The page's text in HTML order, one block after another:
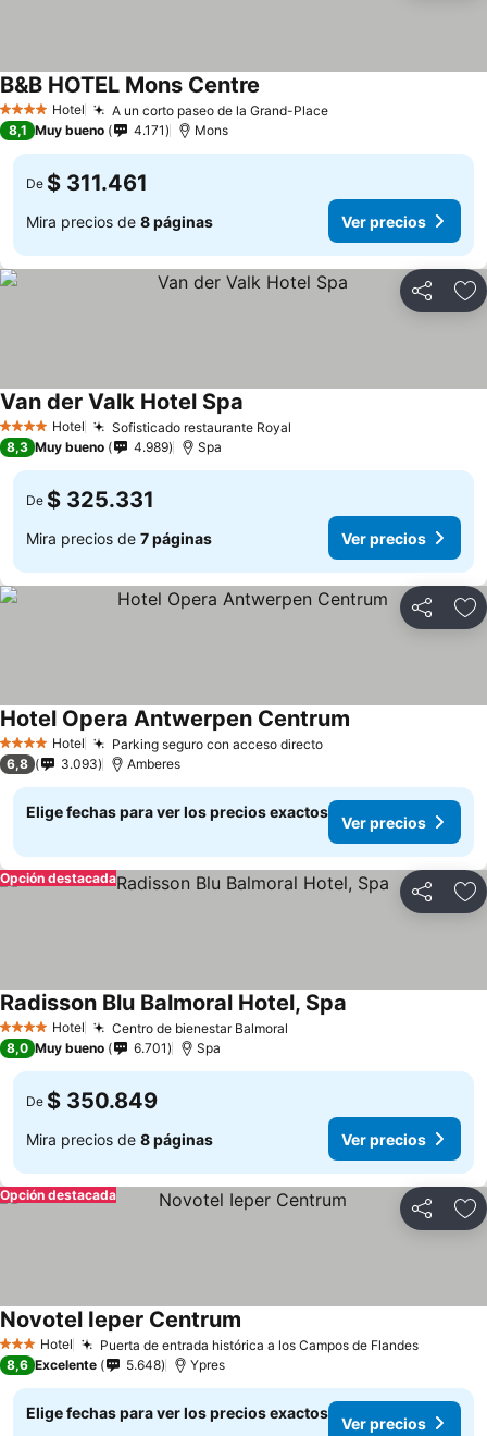
4 EstrellasHotel A un corto paseo de la Grand-Place
B&B HOTEL Mons Centre
8,1 Muy bueno 4.171 Mons
De $ 311.461
Mira precios de 8 páginas Ver precios
Compartir
4 EstrellasHotel Sofisticado restaurante Royal
Van der Valk Hotel Spa
8,3 Muy bueno 4.989 Spa
De $ 325.331
Mira precios de 7 páginas Ver precios
Compartir
4 EstrellasHotel Parking seguro con acceso directo
Hotel Opera Antwerpen Centrum
6,8 3.093 Amberes
Elige fechas para ver los precios exactos
Ver precios
Compartir
Opción destacada
4 EstrellasHotel Centro de bienestar Balmoral
Radisson Blu Balmoral Hotel, Spa
8,0 Muy bueno 6.701 Spa
De $ 350.849
Mira precios de 8 páginas Ver precios
Compartir
Opción destacada
3 Estrellas
Hotel Puerta de entrada histórica a los Campos de Flandes
Novotel Ieper Centrum
8,6 Excelente 5.648 Ypres
Elige fechas para ver los precios exactos
Ver precios